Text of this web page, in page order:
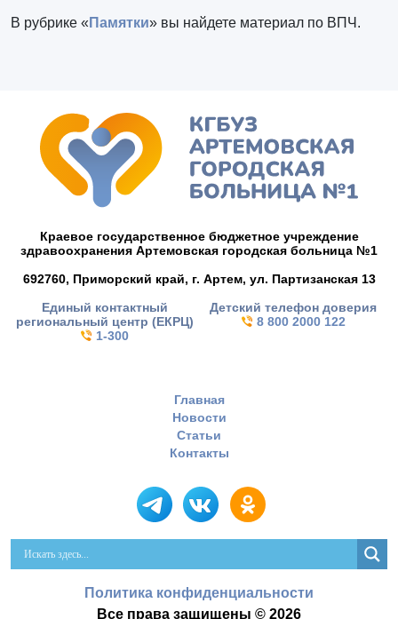
В рубрике « Памятки» вы найдете материал по ВПЧ.
Краевое государственное бюджетное учреждение
здравоохранения Артемовская городская больница №1
692760, Приморский край, г. Артем, ул. Партизанская 13
Единый контактный
региональный центр (ЕКРЦ)
1-300
Детский телефон доверия
8 800 2000 122
Главная
Новости
Статьи
Контакты
Политика конфиденциальности
Все права защищены © 2026